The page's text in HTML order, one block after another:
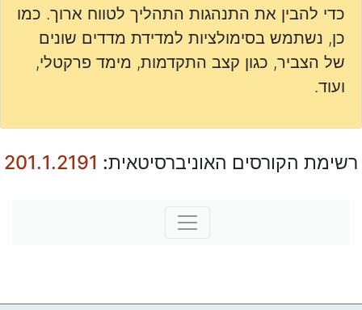
כדי להבין את התנהגות התהליך לטווח ארוך. כמו
כן, נשתמש בסימולציות למדידת מדדים שונים
של הצביר, כגון קצב התקדמות, מימד פרקטלי,
ועוד.
רשימת הקורסים האוניברסיטאית: 201.1.2191